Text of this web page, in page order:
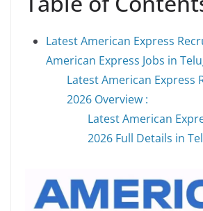
Latest American Express
American Express Jobs in
Latest American Express
2026 Overview :
Latest American
2026 Full Details in